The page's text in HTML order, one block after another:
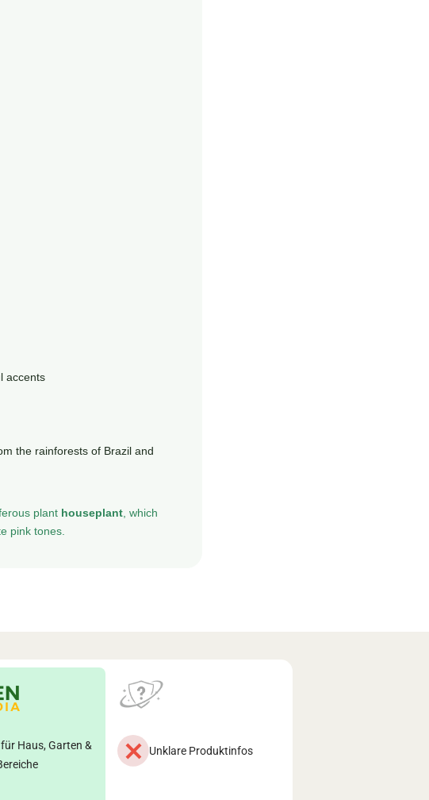
accents
the rainforests of Brazil and
plant houseplant, which
pink tones.
Haus, Garten &
Unklare Produktinfos